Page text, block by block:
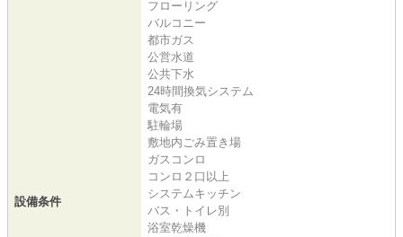
設備条件
フローリング
バルコニー
都市ガス
公営水道
公共下水
24時間換気システム
電気有
駐輪場
敷地内ごみ置き場
ガスコンロ
コンロ２口以上
システムキッチン
バス・トイレ別
浴室乾燥機